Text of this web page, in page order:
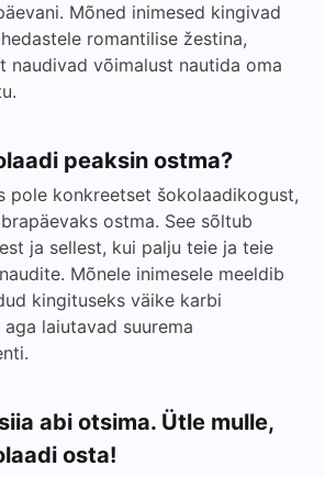
Mõned inimesed kingivad
romantilise žestina,
naudivad võimalust nautida oma
peaksin ostma?
pole konkreetset šokolaadikogust,
ostma. See sõltub
ja sellest, kui palju teie ja teie
Mõnele inimesele meeldib
kingituseks väike karbi
laiutavad suurema
abi otsima. Ütle mulle,
osta!